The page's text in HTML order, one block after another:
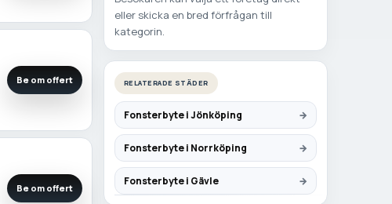
Be om offert
Be om offert
eller skicka en bred förfrågan till
kategorin.
RELATERADE STÄDER
Fonsterbyte i Jönköping
Fonsterbyte i Norrköping
Fonsterbyte i Gävle